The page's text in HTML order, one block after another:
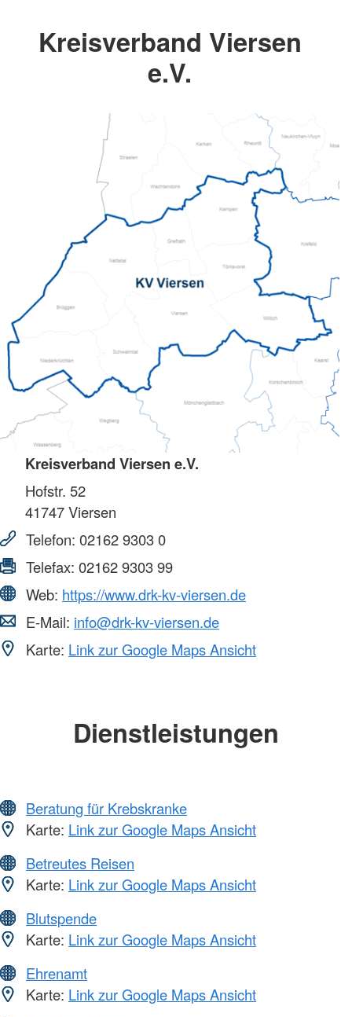
Kreisverband Viersen
e.V.
Kreisverband Viersen e.V.
Hofstr. 52
41747Viersen
Telefon: 02162 9303 0
Telefax: 02162 9303 99
Web: https://www.drk-kv-viersen.de
E-Mail: info@drk-kv-viersen.de
Karte: Link zur Google Maps Ansicht
Dienstleistungen
Beratung für Krebskranke
Karte: Link zur Google Maps Ansicht
Betreutes Reisen
Karte: Link zur Google Maps Ansicht
Blutspende
Karte: Link zur Google Maps Ansicht
Ehrenamt
Karte: Link zur Google Maps Ansicht